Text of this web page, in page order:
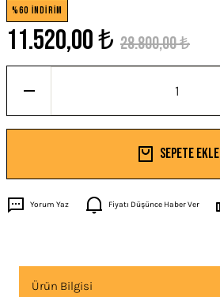
%60 İNDİRİM
11.520,00 ₺ 28.800,00 ₺
Sepete Ekle
Yorum Yaz Fiyatı Düşünce Haber Ver
Ürün Bilgisi